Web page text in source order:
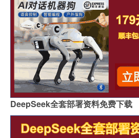
DeepSeek全套部署资料免费下载